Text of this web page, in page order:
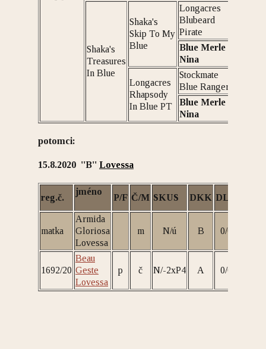
Shaka's
Treasures
In Blue
Shaka's
Skip To My
Blue
Longacres
Blubeard
Pirate
Blue Merle
Nina
Longacres
Rhapsody
In Blue PT
Stockmate
Blue Ranger
Blue Merle
Nina
potomci:
15.8.2020 ''B'' Lovessa
reg.č.
jméno
P/F Č/M SKUS DKK DLK
matka
Armida
Gloriosa
Lovessa
m N/ú B 0/0
1692/20
Beau
Geste
Lovessa
p č N/-2xP4 A 0/0